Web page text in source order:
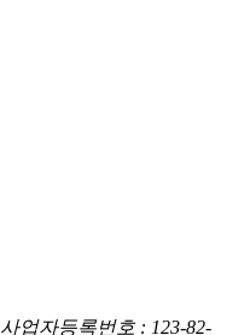
사업자등록번호 : 123-82-